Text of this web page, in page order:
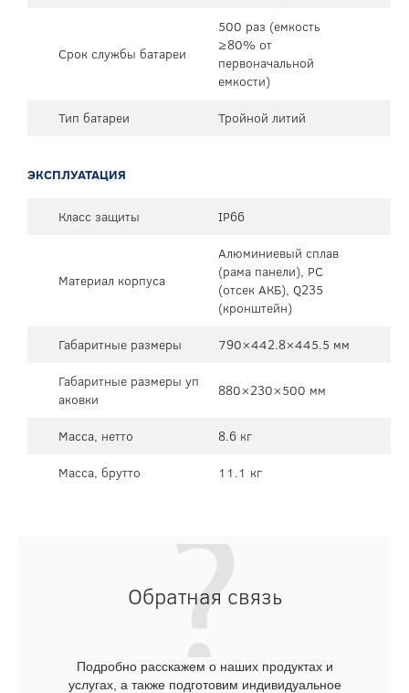
Срок службы батареи
500 раз (емкость
≥80% от
первоначальной
емкости)
Тип батареи
Тройной литий
ЭКСПЛУАТАЦИЯ
Класс защиты IP66
Материал корпуса
Алюминиевый сплав
(рама панели), PC
(отсек АКБ), Q235
(кронштейн)
Габаритные размеры
790×442.8×445.5 мм
Габаритные размеры уп
аковки
880×230×500 мм
Масса, нетто
8.6 кг
Масса, брутто
11.1 кг
Обратная связь
Подробно расскажем о наших продуктах и
услугах, а также подготовим индивидуальное